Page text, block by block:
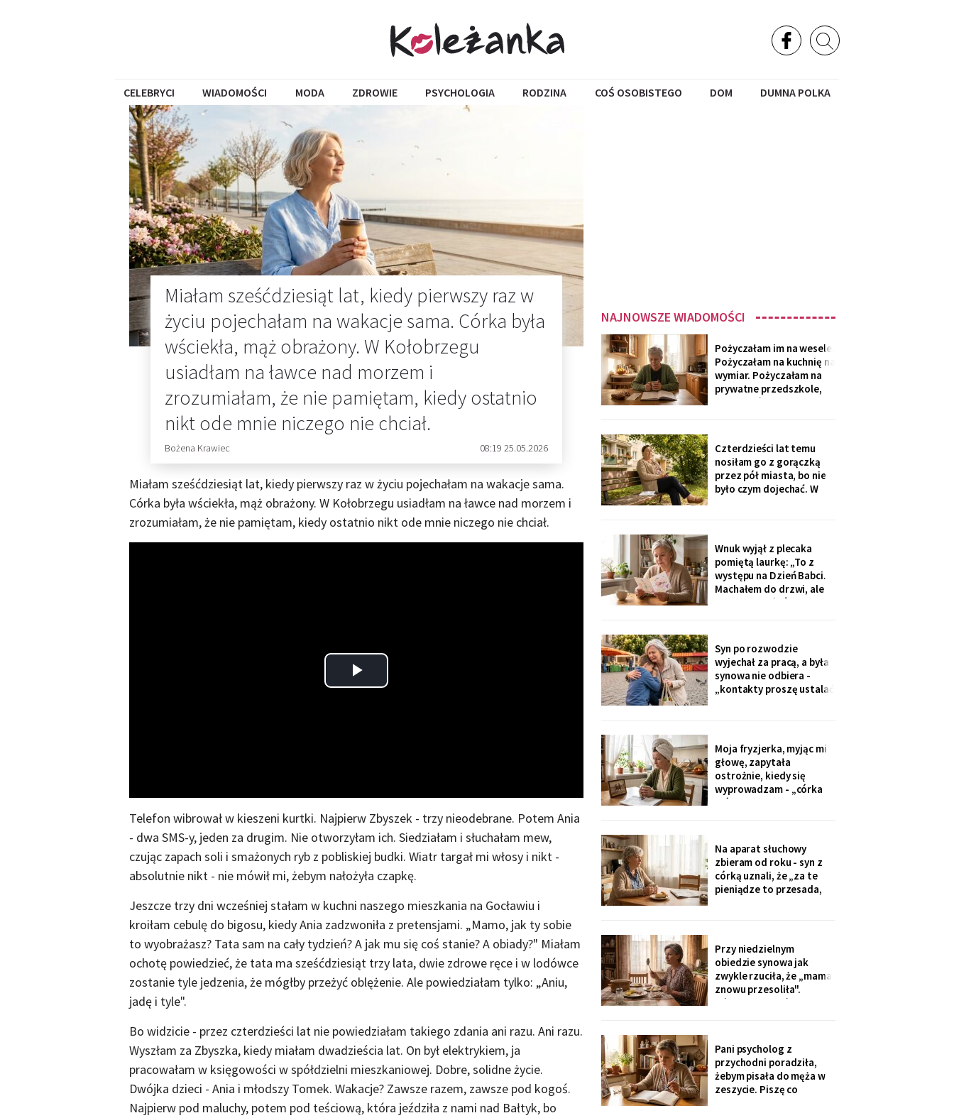
CELEBRYCI WIADOMOŚCI MODA ZDROWIE PSYCHOLOGIA RODZINA COŚ OSOBISTEGO DOM DUMNA POLKA
Miałam sześćdziesiąt lat, kiedy pierwszy raz w
życiu pojechałam na wakacje sama. Córka była
wściekła, mąż obrażony. W Kołobrzegu
usiadłam na ławce nad morzem i
zrozumiałam, że nie pamiętam, kiedy ostatnio
nikt ode mnie niczego nie chciał.
Bożena Krawiec 08:19 25.05.2026
Miałam sześćdziesiąt lat, kiedy pierwszy raz w życiu pojechałam na wakacje sama.
Córka była wściekła, mąż obrażony. W Kołobrzegu usiadłam na ławce nad morzem i
zrozumiałam, że nie pamiętam, kiedy ostatnio nikt ode mnie niczego nie chciał.
Play
Telefon wibrował w kieszeni kurtki. Najpierw Zbyszek - trzy nieodebrane. Potem Ania
- dwa SMS-y, jeden za drugim. Nie otworzyłam ich. Siedziałam i słuchałam mew,
czując zapach soli i smażonych ryb z pobliskiej budki. Wiatr targał mi włosy i nikt -
absolutnie nikt - nie mówił mi, żebym nałożyła czapkę.
Jeszcze trzy dni wcześniej stałam w kuchni naszego mieszkania na Gocławiu i
kroiłam cebulę do bigosu, kiedy Ania zadzwoniła z pretensjami. „Mamo, jak ty sobie
to wyobrażasz? Tata sam na cały tydzień? A jak mu się coś stanie? A obiady?" Miałam
ochotę powiedzieć, że tata ma sześćdziesiąt trzy lata, dwie zdrowe ręce i w lodówce
zostanie tyle jedzenia, że mógłby przeżyć oblężenie. Ale powiedziałam tylko: „Aniu,
jadę i tyle".
Bo widzicie - przez czterdzieści lat nie powiedziałam takiego zdania ani razu. Ani razu.
Wyszłam za Zbyszka, kiedy miałam dwadzieścia lat. On był elektrykiem, ja
pracowałam w księgowości w spółdzielni mieszkaniowej. Dobre, solidne życie.
Dwójka dzieci - Ania i młodszy Tomek. Wakacje? Zawsze razem, zawsze pod kogoś.
Najpierw pod maluchy, potem pod teściową, która jeździła z nami nad Bałtyk, bo
NAJNOWSZE WIADOMOŚCI
Pożyczałam im na wesele.
Pożyczałam na kuchnię na
wymiar. Pożyczałam na
prywatne przedszkole,
„bo Kubuś jest wrażliwy".
poprosiłam o pożyczkę -
na okulary progresywne -
i usłyszałam, że „trzeba
było sobie
Czterdzieści lat temu
nosiłam go z gorączką
przez pół miasta, bo nie
było czym dojechać. W
prześwietlenie biodra.
„Mamo, od tego jest
teraz taksówka dla
seniorów, zamów sobie".
Zamówiłam - kierowca
Wnuk wyjął z plecaka
pomiętą laurkę: „To z
występu na Dzień Babci.
Machałem do drzwi, ale
nie przyszłaś". Żadnego
przekazuje je przez
rodziców. Córka
wzruszyła ramionami:
„No zapomniałam, mamo,
tyle się teraz
Syn po rozwodzie
wyjechał za pracą, a była
synowa nie odbiera -
„kontakty proszę ustalać
na rynku młodszy mnie
zobaczył, wyrwał jej się z
ręki i przybiegł. Zdążyłam
tylko przytulić.
Moja fryzjerka, myjąc mi
głowę, zapytała
ostrożnie, kiedy się
wyprowadzam - „córka
mówiła u nas w salonie,
czegoś mniejszego".
Niczego nie szukam. Nic
nie sprzedaję.
Na aparat słuchowy
zbieram od roku - syn z
córką uznali, że „za te
pieniądze to przesada,
swobodnie, bo mama i
tak nie słyszy. Słyszę
więcej, niż myślą. W
niedzielę usłyszałam, co
planują z moim
Przy niedzielnym
obiedzie synowa jak
zwykle rzuciła, że „mama
znowu przesoliła".
Ośmioletni Staś odłożył
nie mówi, że mama coś
zrobiła źle". Zrobiło się
bardzo cicho.
Pani psycholog z
przychodni poradziła,
żebym pisała do męża w
zeszycie. Piszę co